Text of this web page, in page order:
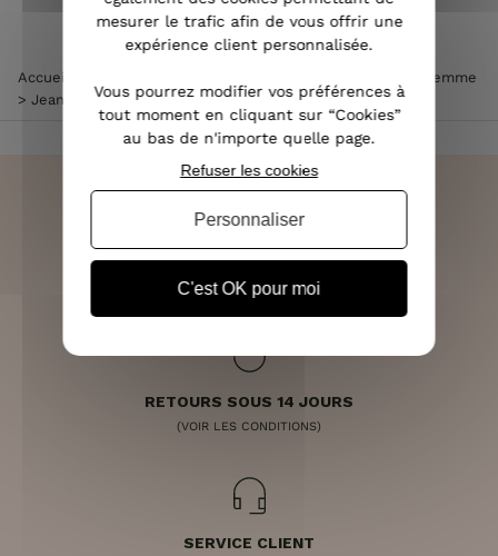
Accueil
Jean skinny femme
> Jean femme brut skinny push up
LIVRAISON RAPIDE
OFFERTE DÈS 70€
RETOURS SOUS 14 JOURS
(VOIR LES CONDITIONS)
SERVICE CLIENT
mesurer le trafic afin de vous offrir une
expérience client personnalisée.
Vous pourrez modifier vos préférences à
tout moment en cliquant sur “Cookies”
au bas de n'importe quelle page.
C'est OK pour moi
Refuser les cookies
Personnaliser